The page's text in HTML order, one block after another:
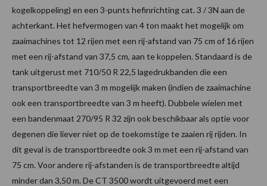
kogelkoppeling) en een 3-punts hefinrichting cat. 3 / 3N aan de
achterkant. Het hefvermogen van 4 ton maakt het mogelijk om
zaaimachines tot 12 rijen met een rij-afstand van 75 cm of 16 rijen
met een rij-afstand van 37,5 cm, aan te koppelen. Standaard is de
tank uitgerust met 710/50 R 22,5 lagedrukbanden die een
transportbreedte van 3 m mogelijk maken (indien de zaaimachine
ook een transportbreedte van 3 m heeft). Dubbele wielen met
een bandenmaat 270/95 R 32 zijn ook beschikbaar als optie voor
degenen die liever niet op de toekomstige te zaaien rij rijden. In
dit geval is de transportbreedte ook 3 m met een rij-afstand van
75 cm. Voor andere rij-afstanden is de transportbreedte altijd
minder dan 3,50 m. De CT 3500 wordt uitgevoerd met een